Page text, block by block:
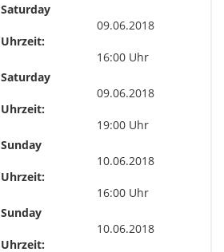
Saturday
09.06.2018
Uhrzeit:
16:00 Uhr
Saturday
09.06.2018
Uhrzeit:
19:00 Uhr
Sunday
10.06.2018
Uhrzeit:
16:00 Uhr
Sunday
10.06.2018
Uhrzeit: